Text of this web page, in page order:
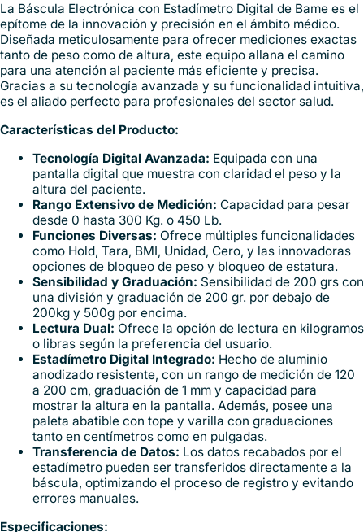
La Báscula Electrónica con Estadímetro Digital de Bame es el
epítome de la innovación y precisión en el ámbito médico.
Diseñada meticulosamente para ofrecer mediciones exactas
tanto de peso como de altura, este equipo allana el camino
para una atención al paciente más eficiente y precisa.
Gracias a su tecnología avanzada y su funcionalidad intuitiva,
es el aliado perfecto para profesionales del sector salud.
Características del Producto:
Tecnología Digital Avanzada: Equipada con una
pantalla digital que muestra con claridad el peso y la
altura del paciente.
Rango Extensivo de Medición: Capacidad para pesar
desde 0 hasta 300 Kg. o 450 Lb.
Funciones Diversas: Ofrece múltiples funcionalidades
como Hold, Tara, BMI, Unidad, Cero, y las innovadoras
opciones de bloqueo de peso y bloqueo de estatura.
Sensibilidad y Graduación: Sensibilidad de 200 grs con
una división y graduación de 200 gr. por debajo de
200kg y 500g por encima.
Lectura Dual: Ofrece la opción de lectura en kilogramos
o libras según la preferencia del usuario.
Estadímetro Digital Integrado: Hecho de aluminio
anodizado resistente, con un rango de medición de 120
a 200 cm, graduación de 1 mm y capacidad para
mostrar la altura en la pantalla. Además, posee una
paleta abatible con tope y varilla con graduaciones
tanto en centímetros como en pulgadas.
Transferencia de Datos: Los datos recabados por el
estadímetro pueden ser transferidos directamente a la
báscula, optimizando el proceso de registro y evitando
errores manuales.
Especificaciones: